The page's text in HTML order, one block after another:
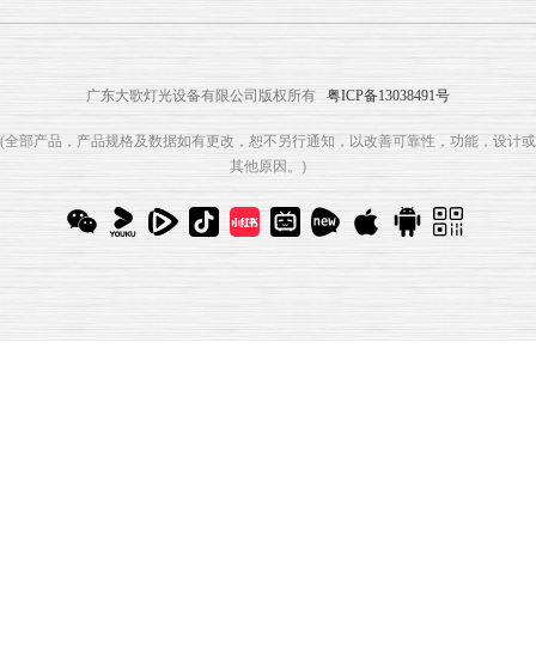
广东大歌灯光设备有限公司版权所有 粤ICP备13038491号
(全部产品，产品规格及数据如有更改，恕不另行通知，以改善可靠性，功能，设计或
其他原因。)